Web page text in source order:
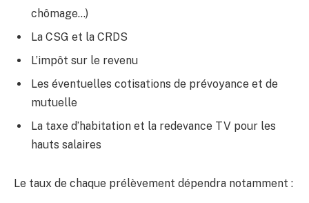
chômage…)
La CSG et la CRDS
L’impôt sur le revenu
Les éventuelles cotisations de prévoyance et de
mutuelle
La taxe d’habitation et la redevance TV pour les
hauts salaires
Le taux de chaque prélèvement dépendra notamment :